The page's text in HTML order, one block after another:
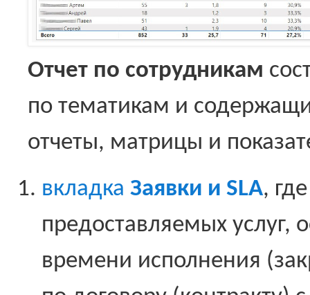
Отчет по сотрудникам
по тематикам и
отчеты, матрицы и
вкладка Заявки и SLA,
предоставляемых
времени исполнения